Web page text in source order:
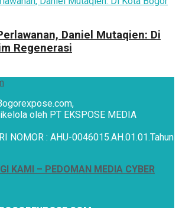
Daniel Mutaqien: Di
Regenerasi
oleh PT EKSPOSE MEDIA
NOMOR : AHU-0046015.AH.01.01.Tahun
KAMI – PEDOMAN MEDIA CYBER